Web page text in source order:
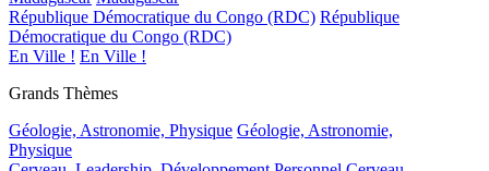
République Démocratique du Congo (RDC) République
Démocratique du Congo (RDC)
En Ville ! En Ville !
Grands Thèmes
Géologie, Astronomie, Physique Géologie, Astronomie,
Physique